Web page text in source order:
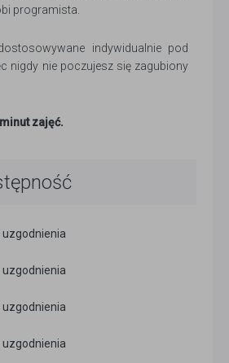
programista.
indywidualnie pod
nigdy nie poczujesz się zagubiony
zajęć.
uzgodnienia
uzgodnienia
uzgodnienia
uzgodnienia